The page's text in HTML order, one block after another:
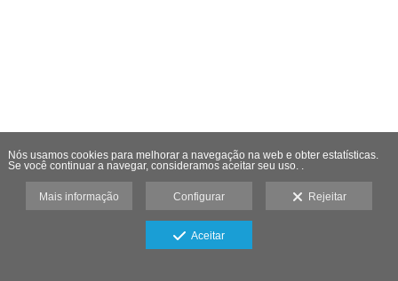
Nós usamos cookies para melhorar a navegação na web e obter estatísticas.
Se você continuar a navegar, consideramos aceitar seu uso. .
Mais informação Configurar Rejeitar
Aceitar